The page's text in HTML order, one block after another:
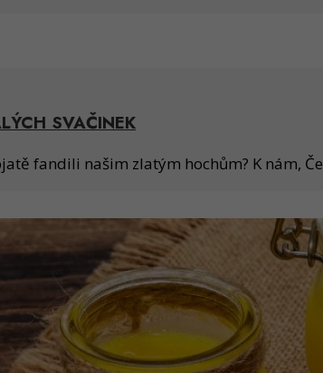
SVAČINEK
fandili našim zlatým hochům? K nám,